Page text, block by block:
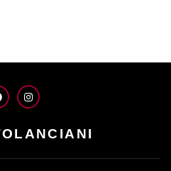
FACEBOOKINSTAGRAM